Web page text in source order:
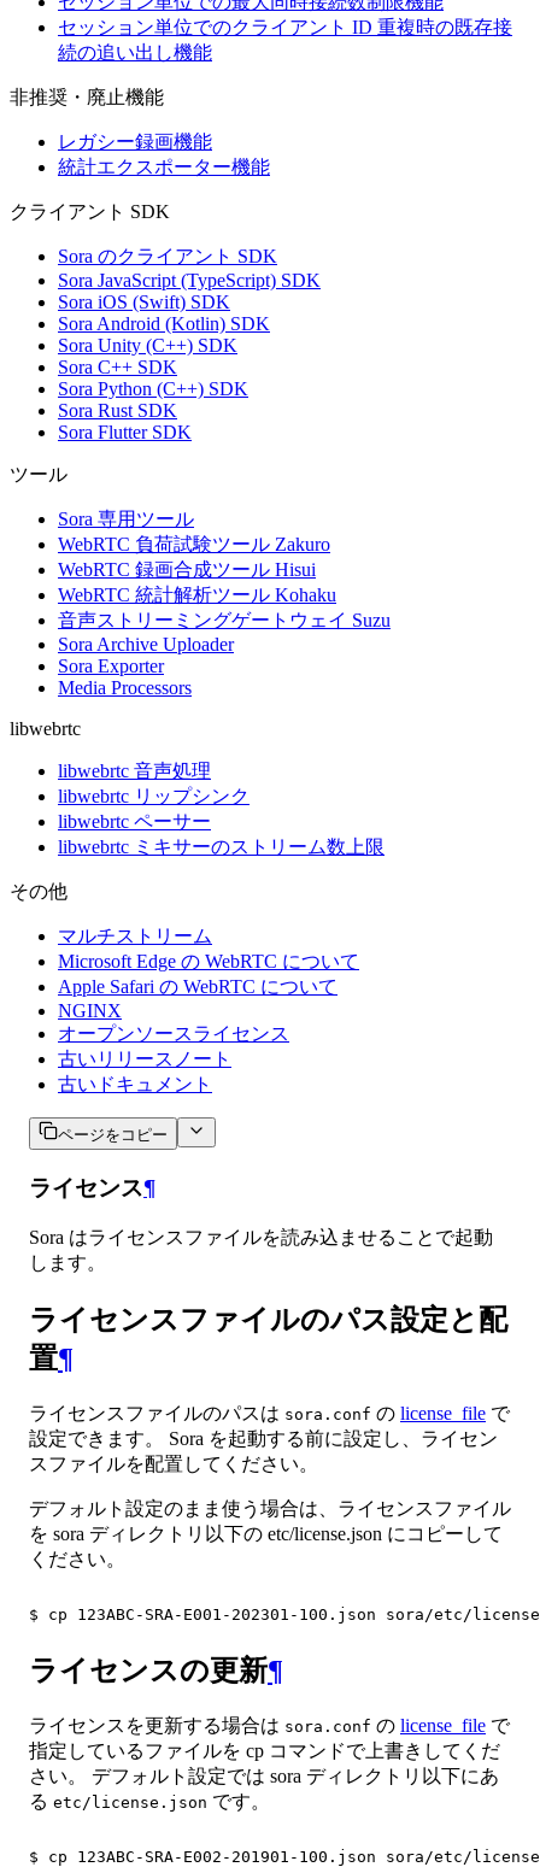
セッション単位でのクライアント ID 重複時の既存接
続の追い出し機能
非推奨・廃止機能
レガシー録画機能
統計エクスポーター機能
クライアント SDK
Sora のクライアント SDK
Sora JavaScript (TypeScript) SDK
Sora iOS (Swift) SDK
Sora Android (Kotlin) SDK
Sora Unity (C++) SDK
Sora C++ SDK
Sora Python (C++) SDK
Sora Rust SDK
Sora Flutter SDK
ツール
Sora 専用ツール
WebRTC 負荷試験ツール Zakuro
WebRTC 録画合成ツール Hisui
WebRTC 統計解析ツール Kohaku
音声ストリーミングゲートウェイ Suzu
Sora Archive Uploader
Sora Exporter
Media Processors
libwebrtc
libwebrtc 音声処理
libwebrtc リップシンク
libwebrtc ペーサー
libwebrtc ミキサーのストリーム数上限
その他
マルチストリーム
Microsoft Edge の WebRTC について
Apple Safari の WebRTC について
NGINX
オープンソースライセンス
古いリリースノート
古いドキュメント
ページをコピー
ライセンス¶
Sora はライセンスファイルを読み込ませることで起動
します。
ライセンスファイルのパス設定と配
置¶
ライセンスファイルのパスは sora.conf の license_file で
設定できます。 Sora を起動する前に設定し、ライセン
スファイルを配置してください。
デフォルト設定のまま使う場合は、ライセンスファイル
を sora ディレクトリ以下の etc/license.json にコピーして
ください。
$ cp 123ABC-SRA-E001-202301-100.json sora/etc/
ライセンスの更新¶
ライセンスを更新する場合は sora.conf の license_file で
指定しているファイルを cp コマンドで上書きしてくだ
さい。 デフォルト設定では sora ディレクトリ以下にあ
る etc/license.json です。
$ cp 123ABC-SRA-E002-201901-100.json sora/etc/